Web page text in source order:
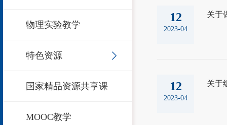
物理实验教学
特色资源
国家精品资源共享课
MOOC教学
12
2023-04
关于
12
2023-04
关于